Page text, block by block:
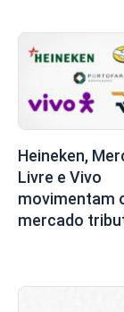
Heineken,
Livre e Vivo
movimentam
mercado